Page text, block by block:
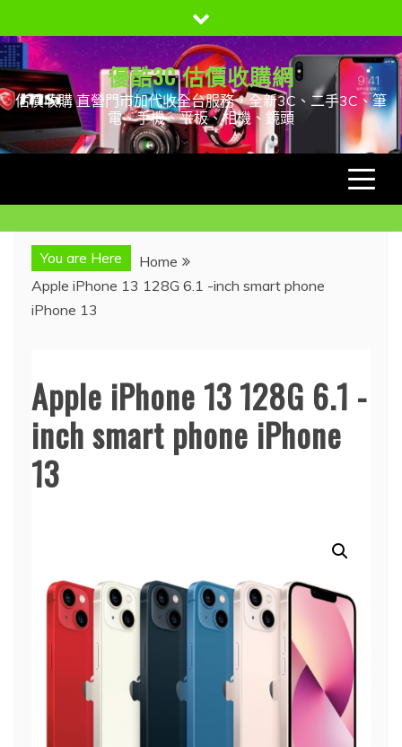
to
content
優酷3C 估價收購網
估價收購 直營門市加代收全台服務，全新3C、二手3C、筆
電、手機、平板、相機、鏡頭
You are Here
Home
Apple iPhone 13 128G 6.1 -inch smart phone
iPhone 13
Apple iPhone 13 128G 6.1 -
inch smart phone iPhone
13